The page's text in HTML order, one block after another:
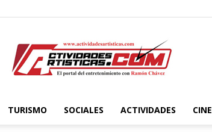
Actividadesartisticas.com
TURISMO SOCIALES ACTIVIDADES CINE